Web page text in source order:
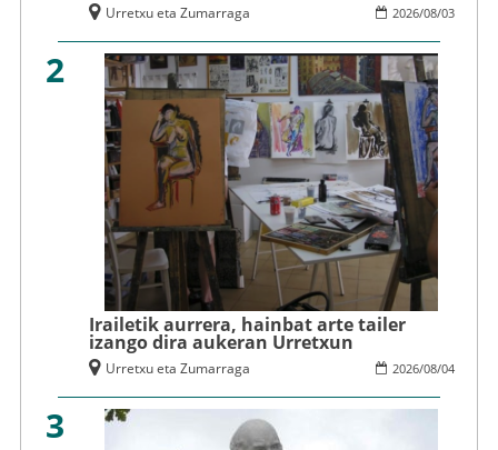
2026/08/03
Urretxu eta Zumarraga
2
Irailetik aurrera, hainbat arte tailer
izango dira aukeran Urretxun
2026/08/04
Urretxu eta Zumarraga
3